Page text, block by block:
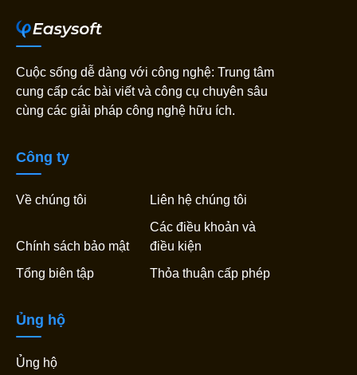
Cuộc sống dễ dàng với công nghệ: Trung tâm
cung cấp các bài viết và công cụ chuyên sâu
cùng các giải pháp công nghệ hữu ích.
Công ty
Về chúng tôi Liên hệ chúng tôi
Chính sách bảo mật
Các điều khoản và
điều kiện
Tổng biên tập
Thỏa thuận cấp phép
Ủng hộ
Ủng hộ